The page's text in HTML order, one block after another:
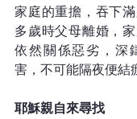
家庭的重擔，吞下
多歲時父母離婚，
依然關係惡劣，深
害，不可能隔夜便結
耶穌親自來尋找